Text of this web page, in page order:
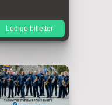
Ledige billetter